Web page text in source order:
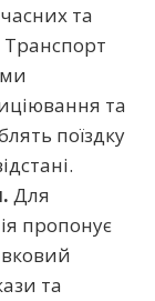
та
Транспорт
та
поїздку
Для
пропонує
та